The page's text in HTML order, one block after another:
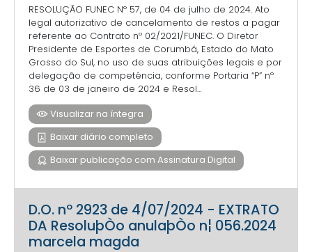
RESOLUÇÃO FUNEC Nº 57, de 04 de julho de 2024. Ato
legal autorizativo de cancelamento de restos a pagar
referente ao Contrato nº 02/2021/FUNEC. O Diretor
Presidente de Esportes de Corumbá, Estado do Mato
Grosso do Sul, no uso de suas atribuições legais e por
delegação de competência, conforme Portaria “P” nº
36 de 03 de janeiro de 2024 e Resol...
Visualizar na íntegra
Baixar diário completo
Baixar publicação com Assinatura Digital
D.O. nº 2923 de 4/07/2024 - EXTRATO
DA ResoluþÒo anulaþÒo n¦ 056.2024
marcela magda